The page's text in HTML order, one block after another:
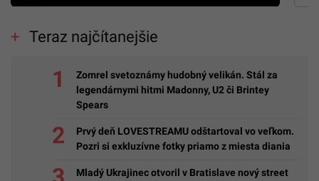
Teraz najčítanejšie
Zomrel svetoznámy hudobný velikán. Stál za
legendárnymi hitmi Madonny, U2 či Brintey
Spears
Prvý deň LOVESTREAMU odštartoval vo veľkom.
Pozri si exkluzívne fotky priamo z miesta diania
Mladý Ukrajinec otvoril v Bratislave nový street